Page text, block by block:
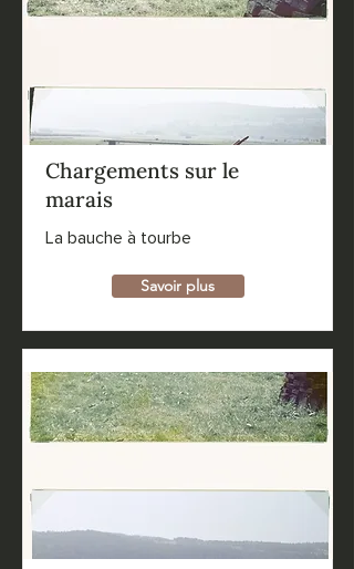
Chargements sur le
marais
La bauche à tourbe
Savoir plus